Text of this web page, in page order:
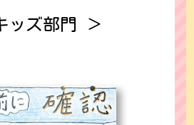
ッズ部門 ＞